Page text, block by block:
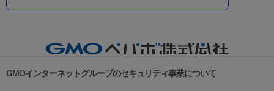
GMOインターネットグループのセキュリティ事業について